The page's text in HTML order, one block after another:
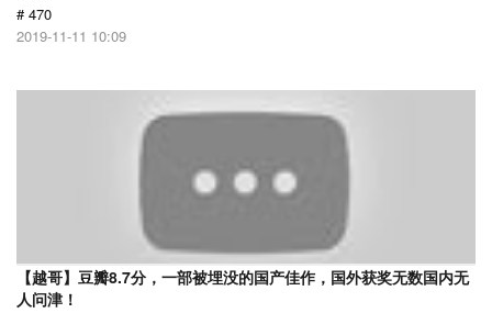
# 470
2019-11-11 10:09
【越哥】豆瓣8.7分，一部被埋没的国产佳作，国外获奖无数国内无
人问津！